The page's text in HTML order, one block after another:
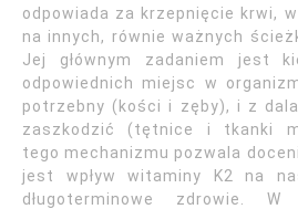
odpowiada za krzepnięcie krwi,
na innych, równie ważnych
Jej głównym zadaniem jest
odpowiednich miejsc w
potrzebny (kości i zęby), i z
zaszkodzić (tętnice i tkanki
tego mechanizmu pozwala
jest wpływ witaminy K2 na
długoterminowe zdrowie. W